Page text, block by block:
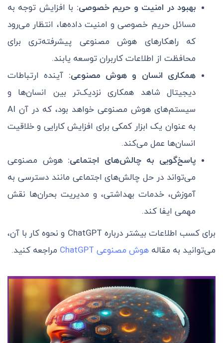
بهبود در امنیت و حریم خصوصی: با افزایش توجه به
مسائل حریم خصوصی و امنیت داده‌ها، انتظار می‌رود
که راهکارهای هوش مصنوعی پیشرفته‌تری برای
محافظت از اطلاعات کاربران توسعه یابند.
همکاری انسان و هوش مصنوعی: آینده ارتباطات
دیجیتال شاهد همکاری نزدیک‌تر بین انسان‌ها و
سیستم‌های هوش مصنوعی خواهد بود، که در آن AI
به عنوان یک ابزار کمکی برای افزایش کارایی و خلاقیت
انسان‌ها عمل می‌کند.
پاسخ‌گویی به چالش‌های اجتماعی:هوش مصنوعی
می‌تواند در حل چالش‌های اجتماعی مانند دسترسی به
آموزش، خدمات بهداشتی، و مدیریت بحران‌ها نقش
مهمی ایفا کند.
برای کسب اطلاعات بیشتر درباره ChatGPT و نحوه کار با آن،
می‌توانید به مقاله هوش مصنوعی ChatGPT مراجعه کنید.